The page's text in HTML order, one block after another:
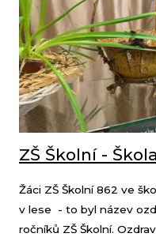
ZŠ Školní -
Žáci ZŠ Školní 862 ve
v lese - to byl název
ročníků ZŠ Školní.